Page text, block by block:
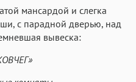
мансардой и слегка
с парадной дверью, над
вывеска: